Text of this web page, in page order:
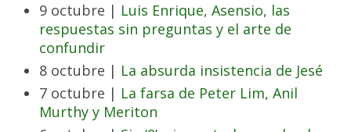
9 octubre | Luis Enrique, Asensio, las
respuestas sin preguntas y el arte de
confundir
8 octubre | La absurda insistencia de Jesé
7 octubre | La farsa de Peter Lim, Anil
Murthy y Meriton